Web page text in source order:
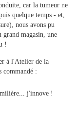
car la tumeur ne
quelque temps - et,
nous avons pu
magasin, une
!
à l'Atelier de la
commandé :
j'innove !